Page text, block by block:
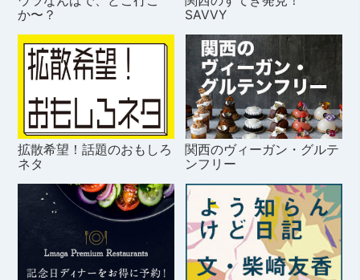
か〜？
SAVVY
拡散希望！話題のおもしろ
ネタ
関西のヴィーガン・グルテ
ンフリー